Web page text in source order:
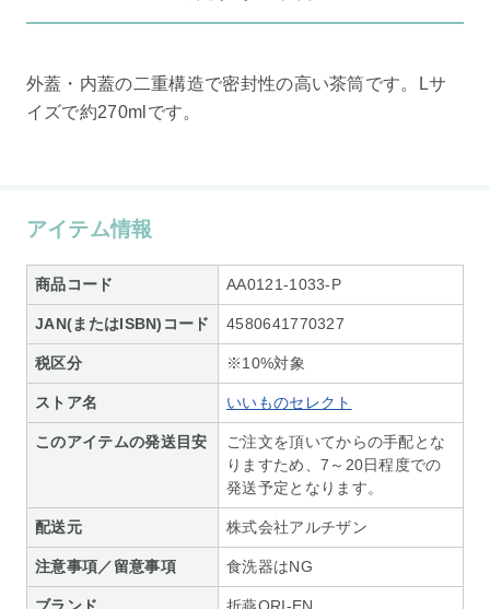
外蓋・内蓋の二重構造で密封性の高い茶筒です。Lサ
イズで約270mlです。
アイテム情報
商品コード AA0121-1033-P
JAN(またはISBN)コード 4580641770327
税区分 ※10%対象
ストア名 いいものセレクト
このアイテムの発送目安
ご注文を頂いてからの手配とな
りますため、7～20日程度での
発送予定となります。
配送元 株式会社アルチザン
注意事項／留意事項 食洗器はNG